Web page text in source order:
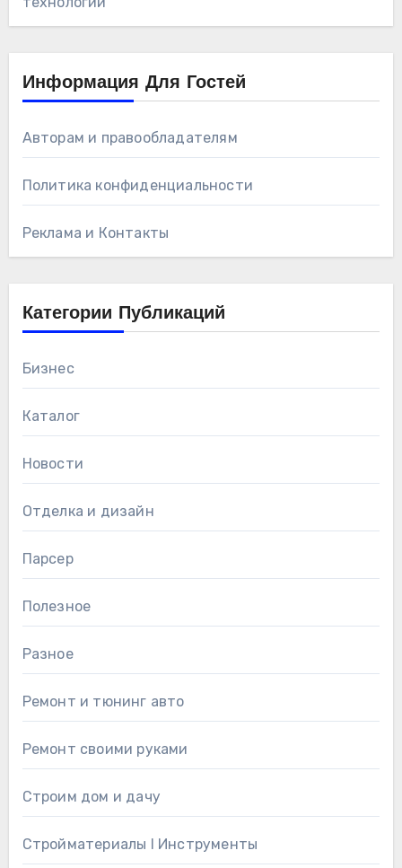
Информация Для Гостей
Авторам и правообладателям
Политика конфиденциальности
Реклама и Контакты
Категории Публикаций
Бизнес
Каталог
Новости
Отделка и дизайн
Парсер
Полезное
Разное
Ремонт и тюнинг авто
Ремонт своими руками
Строим дом и дачу
Стройматериалы l Инструменты